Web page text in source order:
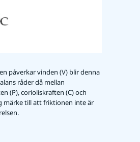
påverkar vinden (V) blir denna
råder då mellan
(P), corioliskraften (C) och
märke till att friktionen inte är